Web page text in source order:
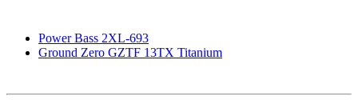
Power Bass 2XL-693
Ground Zero GZTF 13TX Titanium